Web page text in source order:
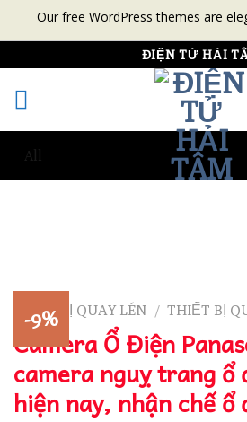
content
ĐIỆN TỬ HẢI
-9%
THIẾT BỊ QUAY LÉN / THIẾT BỊ
Camera Ổ Điện
camera nguỵ trang
hiện nay, nhận chế ổ
Our free WordPress themes are